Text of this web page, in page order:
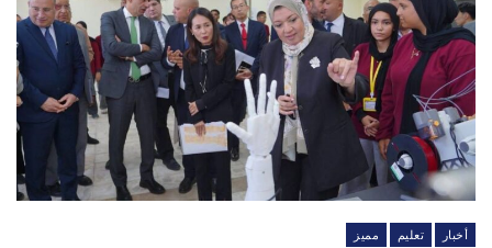
أخبار تعليم مميز